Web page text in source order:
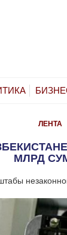
ЛЕНТА
МЛРД